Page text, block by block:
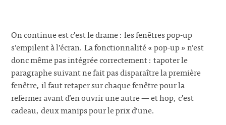
On continue est c’est le drame : les fenêtres pop-up
s’empilent à l’écran. La fonctionnalité « pop-up » n’est
donc même pas intégrée correctement : tapoter le
paragraphe suivant ne fait pas disparaître la première
fenêtre, il faut retaper sur chaque fenêtre pour la
refermer avant d’en ouvrir une autre — et hop, c’est
cadeau, deux manips pour le prix d’une.